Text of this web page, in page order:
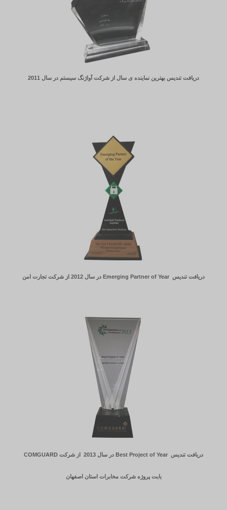
دریافت تندیس بهترین نماینده ی سال از شرکت آواژنگ سیستم در سال 2011
دریافت تندیس Emerging Partner of Year در سال 2012 از شرکت تجارت امن
دریافت تندیس Best Project of Year در سال 2013 از شرکت COMGUARD
بابت پروژه شرکت مخابرات استان اصفهان